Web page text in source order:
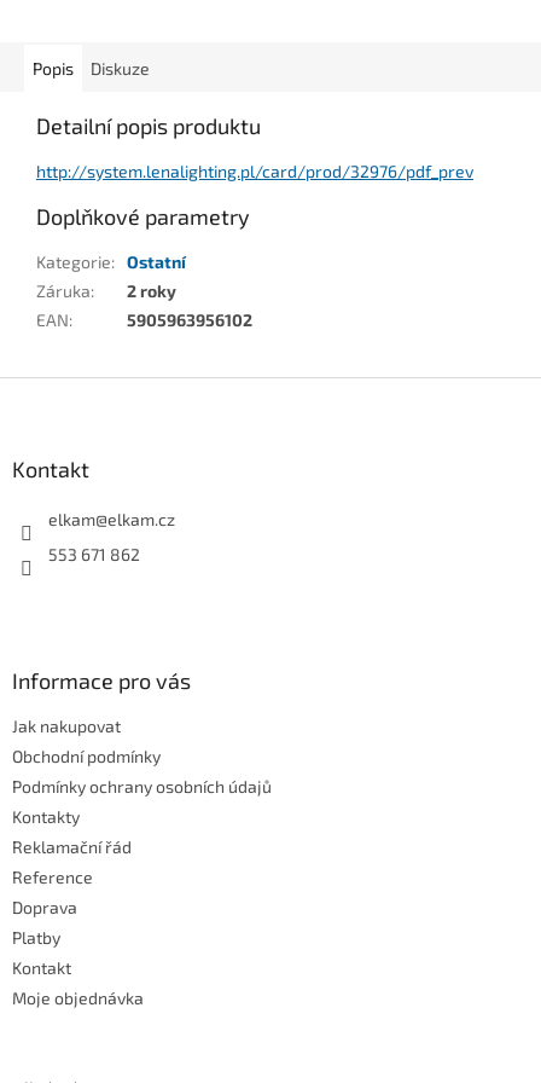
Popis Diskuze
Detailní popis produktu
http://system.lenalighting.pl/card/prod/32976/pdf_prev
Doplňkové parametry
Kategorie: Ostatní
Záruka:
2 roky
EAN: 5905963956102
Kontakt
elkam@elkam.cz
553 671 862
Informace pro vás
Jak nakupovat
Obchodní podmínky
Podmínky ochrany osobních údajů
Kontakty
Reklamační řád
Reference
Doprava
Platby
Kontakt
Moje objednávka